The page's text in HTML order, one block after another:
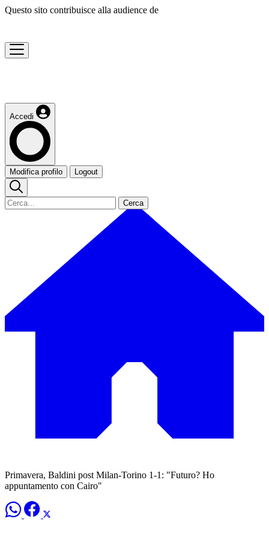
Questo sito contribuisce alla audience de
Accedi
Modifica profilo Logout
Cerca
Primavera, Baldini post Milan-Torino 1-1: "Futuro? Ho
appuntamento con Cairo"